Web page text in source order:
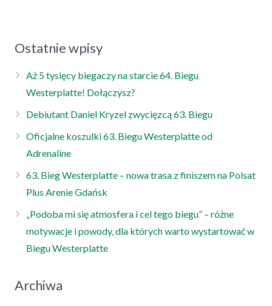
Ostatnie wpisy
Aż 5 tysięcy biegaczy na starcie 64. Biegu
Westerplatte! Dołączysz?
Debiutant Daniel Kryzel zwycięzcą 63. Biegu
Oficjalne koszulki 63. Biegu Westerplatte od
Adrenaline
63. Bieg Westerplatte – nowa trasa z finiszem na Polsat
Plus Arenie Gdańsk
„Podoba mi się atmosfera i cel tego biegu” – różne
motywacje i powody, dla których warto wystartować w
Biegu Westerplatte
Archiwa